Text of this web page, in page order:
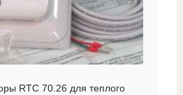
RTC 70.26 для теплого